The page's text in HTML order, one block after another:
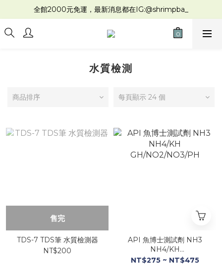
全館2000元免運，最新消息都在IG:@shrimpba_
水質檢測
商品排序 每頁顯示 24 個
售完
TDS-7 TDS筆 水質檢測器
NT$200
API 魚博士測試劑 NH3
NH4/KH
GH/NO2/NO3/PH
NT$275 ~ NT$475